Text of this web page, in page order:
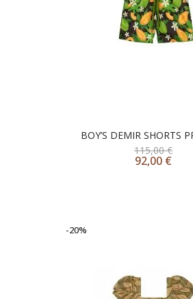
BOY’S DEMIR SHORTS
115,00€
92,00 €
-20%